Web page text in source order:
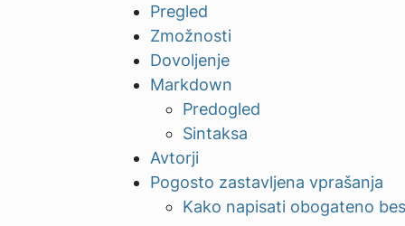
Pregled
Zmožnosti
Dovoljenje
Markdown
Predogled
Sintaksa
Avtorji
Pogosto zastavljena vprašanja
Kako napisati obogateno